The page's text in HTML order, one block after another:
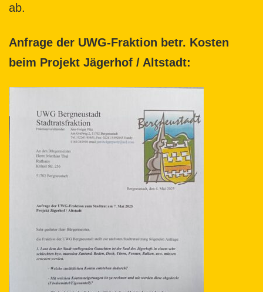
ab.
Anfrage der UWG-Fraktion betr. Kosten
beim Projekt Jägerhof / Altstadt: